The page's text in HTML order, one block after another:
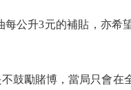
公升3元的補貼，亦希
勵賭博，當局只會在